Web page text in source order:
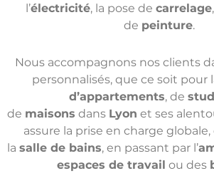
l’électricité, la pose de carrelage
de peinture.
Nous accompagnons nos clients
personnalisés, que ce soit pour
d’appartements, de
de maisons dans Lyon et ses
assure la prise en charge globale,
la salle de bains, en passant par l’
espaces de travail ou des